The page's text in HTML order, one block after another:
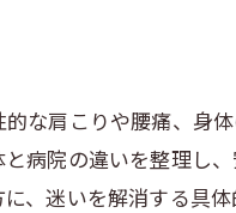
な肩こりや腰痛、身
病院の違いを整理し
迷いを解消する具